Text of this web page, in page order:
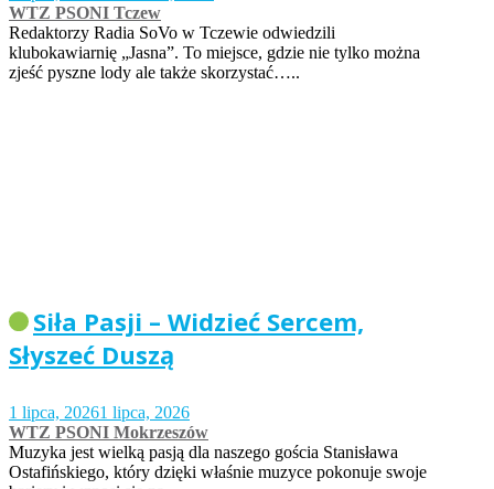
WTZ PSONI Tczew
Redaktorzy Radia SoVo w Tczewie odwiedzili
klubokawiarnię „Jasna”. To miejsce, gdzie nie tylko można
zjeść pyszne lody ale także skorzystać…..
Siła Pasji – Widzieć Sercem,
Słyszeć Duszą
1 lipca, 20261 lipca, 2026
WTZ PSONI Mokrzeszów
Muzyka jest wielką pasją dla naszego gościa Stanisława
Ostafińskiego, który dzięki właśnie muzyce pokonuje swoje